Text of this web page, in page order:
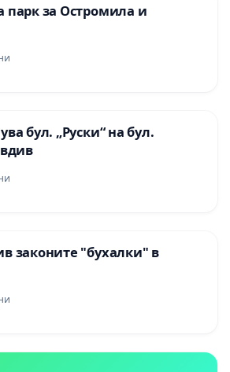
парк за Остромила и
бул. „Руски“ на бул.
законите "бухалки" в